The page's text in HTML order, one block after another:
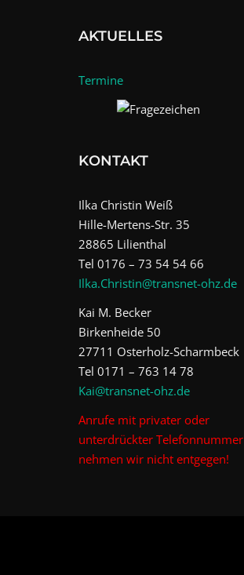
AKTUELLES
Termine
KONTAKT
Ilka Christin Weiß
Hille-Mertens-Str. 35
28865 Lilienthal
Tel 0176 – 73 54 54 66
Ilka.Christin@transnet-ohz.de
Kai M. Becker
Birkenheide 50
27711 Osterholz-Scharmbeck
Tel 0171 – 763 14 78
Kai@transnet-ohz.de
Anrufe mit privater oder
unterdrückter Telefonnummer
nehmen wir nicht entgegen!